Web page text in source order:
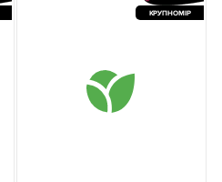
КРУПНОМІР